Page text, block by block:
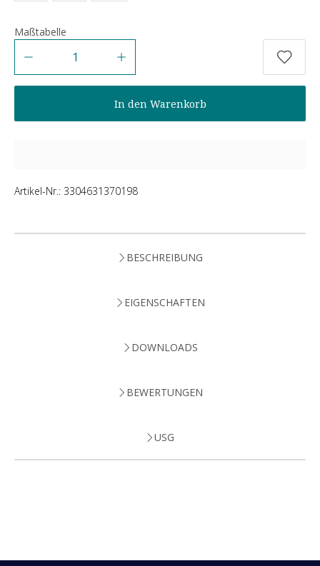
Maßtabelle
In den Warenkorb
Artikel-Nr.: 3304631370198
BESCHREIBUNG
EIGENSCHAFTEN
DOWNLOADS
BEWERTUNGEN
USG